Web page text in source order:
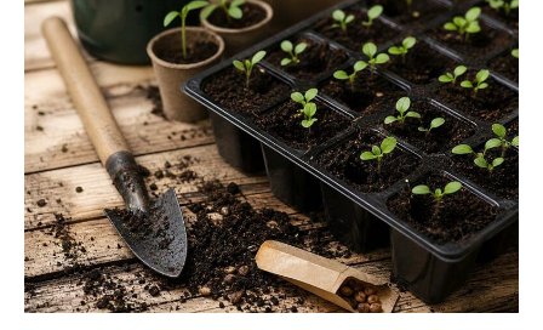
najlepszych
nasion
i
odmian
dla
wymagających
pasjonatów
uprawy